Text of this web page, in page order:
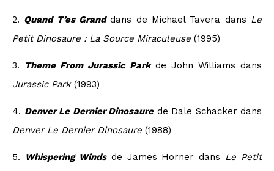
2. Quand T’es Granddans de Michael Tavera dans Le
Petit Dinosaure : La Source Miraculeuse (1995)
3. Theme From Jurassic Parkde John Williams dans
Jurassic Park(1993)
4. Denver Le Dernier Dinosaurede Dale Schacker dans
Denver Le Dernier Dinosaure (1988)
5. Whispering Windsde James Horner dans Le Petit